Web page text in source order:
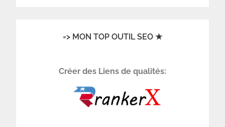
=> MON TOP OUTIL SEO ★
Créer des Liens de qualités: